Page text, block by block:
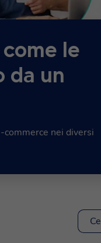
le
da un
commerce nei diversi
Cerca